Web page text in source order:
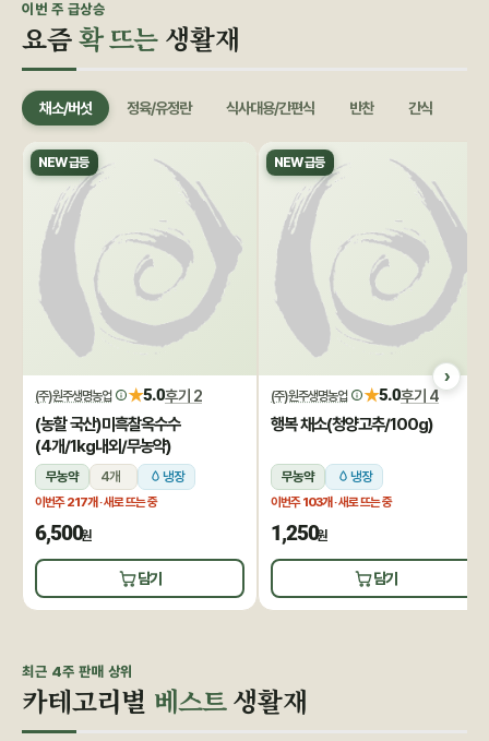
이번 주 급상승
요즘확 뜨는생활재
채소/버섯 정육/유정란 식사대용/간편식 반찬 간식
NEW 급등
(주)원주생명농업 ★5.0후기 2
(농할 국산)미흑찰옥수수
(4개/1kg내외/무농약)
무농약 4개 냉장
이번주217개 · 새로 뜨는 중
6,500원
담기
NEW 급등
(주)원주생명농업 ★5.0후기 4
행복 채소(청양고추/100g)
무농약 냉장
이번주103개 · 새로 뜨는 중
1,250원
담기
최근 4주 판매 상위
카테고리별 베스트생활재